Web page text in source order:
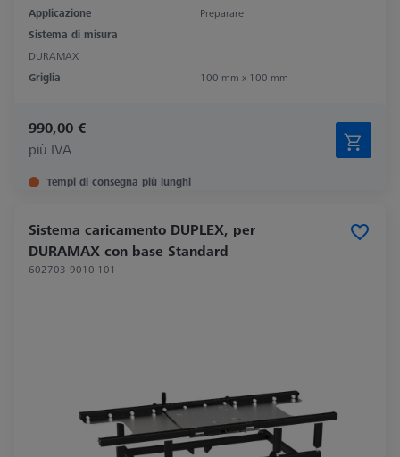
Applicazione
Preparare
Sistema di misura
DURAMAX
Griglia
100 mm x 100 mm
990,00 €
più IVA
Tempi di consegna più lunghi
Sistema caricamento DUPLEX, per
DURAMAX con base Standard
602703-9010-101